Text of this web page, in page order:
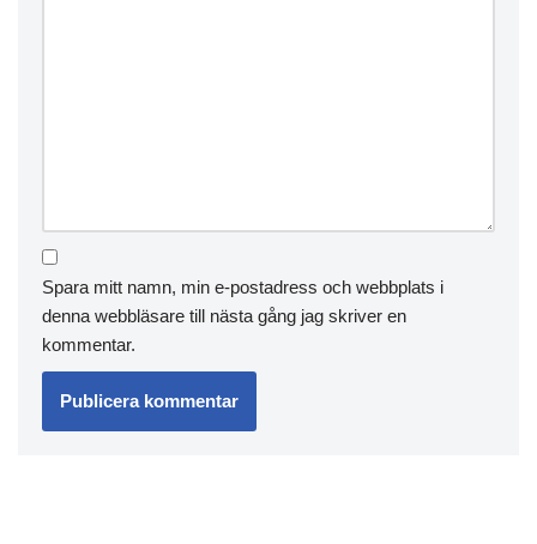
Spara mitt namn, min e-postadress och webbplats i
denna webbläsare till nästa gång jag skriver en
kommentar.